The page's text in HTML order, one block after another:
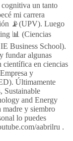
un tanto
mi carrera
📡(UPV). Luego
📊 (Ciencias
Business School).
fundar algunas
científica en ciencias
y
Últimamente
Sustainable
and Energy
madre y siembro
lo puedes
aabrilru .